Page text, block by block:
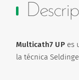
Multicath7 UPes
la técnica